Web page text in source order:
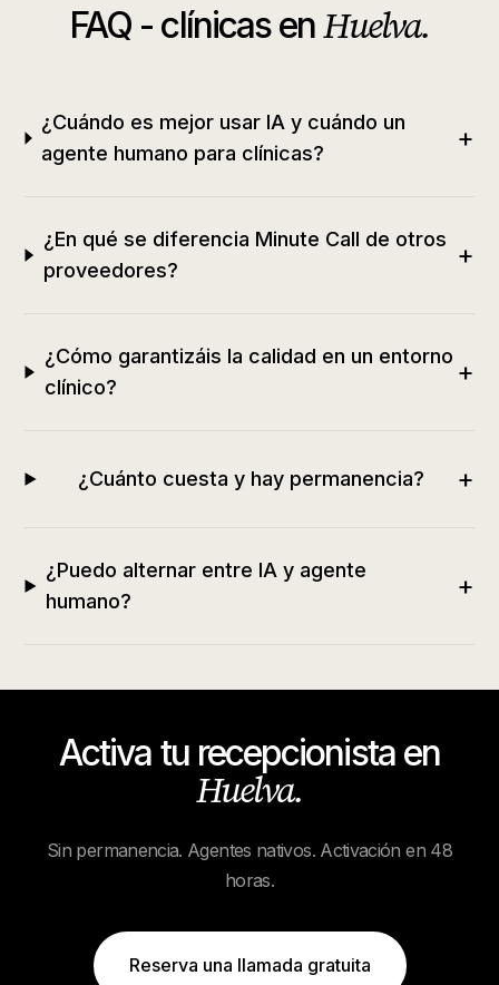
FAQ - clínicasenHuelva.
¿Cuándo es mejor usar IA y cuándo un
agente humano para clínicas?
+
¿En qué se diferencia Minute Call de otros
proveedores?
+
¿Cómo garantizáis la calidad en un entorno
clínico?
+
¿Cuánto cuesta y hay permanencia? +
¿Puedo alternar entre IA y agente
humano?
+
Activa tu recepcionista en
Huelva.
Sin permanencia. Agentes nativos. Activación en 48
horas.
Reserva una llamada gratuita